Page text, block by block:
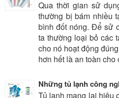
Qua thời gian sử
thường bị bám nhiều
bình đốt nóng. Để sử
ta thường loại bỏ các
cho nó hoạt động
hơn hết là an toàn cho
Những tủ lạnh công
Tủ lạnh mang lại hiệu